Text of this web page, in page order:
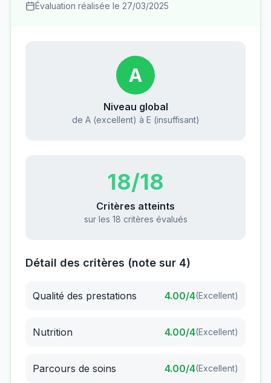
Évaluation réalisée le 27/03/2025
A
Niveau global
de A (excellent) à E (insuffisant)
18/18
Critères atteints
sur les 18 critères évalués
Détail des critères (note sur 4)
Qualité des prestations 4.00/4(Excellent)
Nutrition 4.00/4(Excellent)
Parcours de soins 4.00/4(Excellent)